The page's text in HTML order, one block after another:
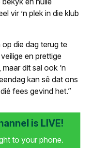
vir ’n plek in die klub
op die dag terug te
en prettige
dit sal ook ’n
kan sê dat ons
fees gevind het.”
is LIVE!
to your phone.